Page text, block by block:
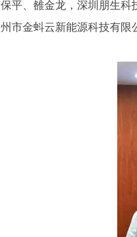
保平、雒金龙，深圳朋生
州市金蚪云新能源科技有限